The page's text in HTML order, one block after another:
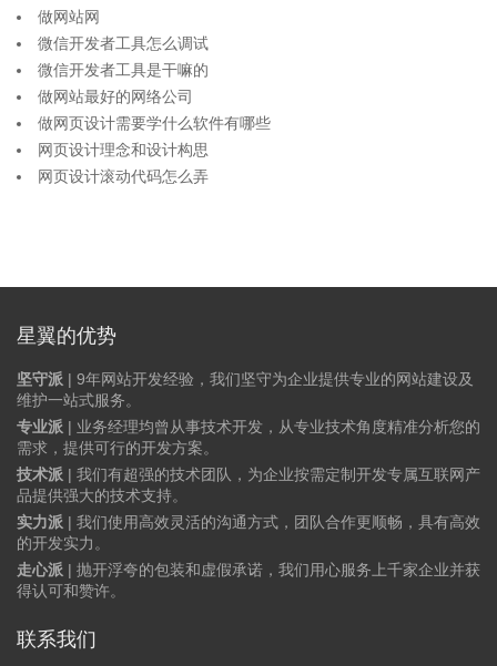
做网站网
微信开发者工具怎么调试
微信开发者工具是干嘛的
做网站最好的网络公司
做网页设计需要学什么软件有哪些
网页设计理念和设计构思
网页设计滚动代码怎么弄
星翼的优势
坚守派 | 9年网站开发经验，我们坚守为企业提供专业的网站建设及
维护一站式服务。
专业派 | 业务经理均曾从事技术开发，从专业技术角度精准分析您的
需求，提供可行的开发方案。
技术派 | 我们有超强的技术团队，为企业按需定制开发专属互联网产
品提供强大的技术支持。
实力派 | 我们使用高效灵活的沟通方式，团队合作更顺畅，具有高效
的开发实力。
走心派 | 抛开浮夸的包装和虚假承诺，我们用心服务上千家企业并获
得认可和赞许。
联系我们